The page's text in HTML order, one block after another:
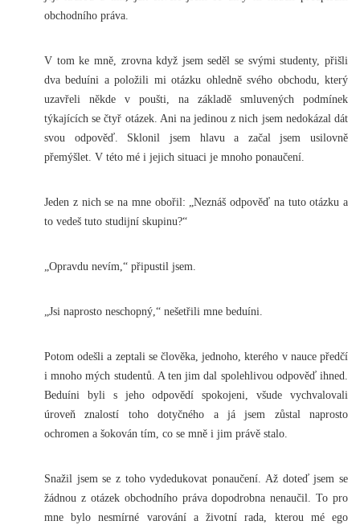
obchodního práva.
V tom ke mně, zrovna když jsem seděl se svými studenty, přišli
dva beduíni a položili mi otázku ohledně svého obchodu, který
uzavřeli někde v poušti, na základě smluvených podmínek
týkajících se čtyř otázek. Ani na jedinou z nich jsem nedokázal dát
svou odpověď. Sklonil jsem hlavu a začal jsem usilovně
přemýšlet. V této mé i jejich situaci je mnoho ponaučení.
Jeden z nich se na mne obořil: „Neznáš odpověď na tuto otázku a
to vedeš tuto studijní skupinu?“
„Opravdu nevím,“ připustil jsem.
„Jsi naprosto neschopný,“ nešetřili mne beduíni.
Potom odešli a zeptali se člověka, jednoho, kterého v nauce předčí
i mnoho mých studentů. A ten jim dal spolehlivou odpověď ihned.
Beduíni byli s jeho odpovědí spokojeni, všude vychvalovali
úroveň znalostí toho dotyčného a já jsem zůstal naprosto
ochromen a šokován tím, co se mně i jim právě stalo.
Snažil jsem se z toho vydedukovat ponaučení. Až doteď jsem se
žádnou z otázek obchodního práva dopodrobna nenaučil. To pro
mne bylo nesmírné varování a životní rada, kterou mé ego